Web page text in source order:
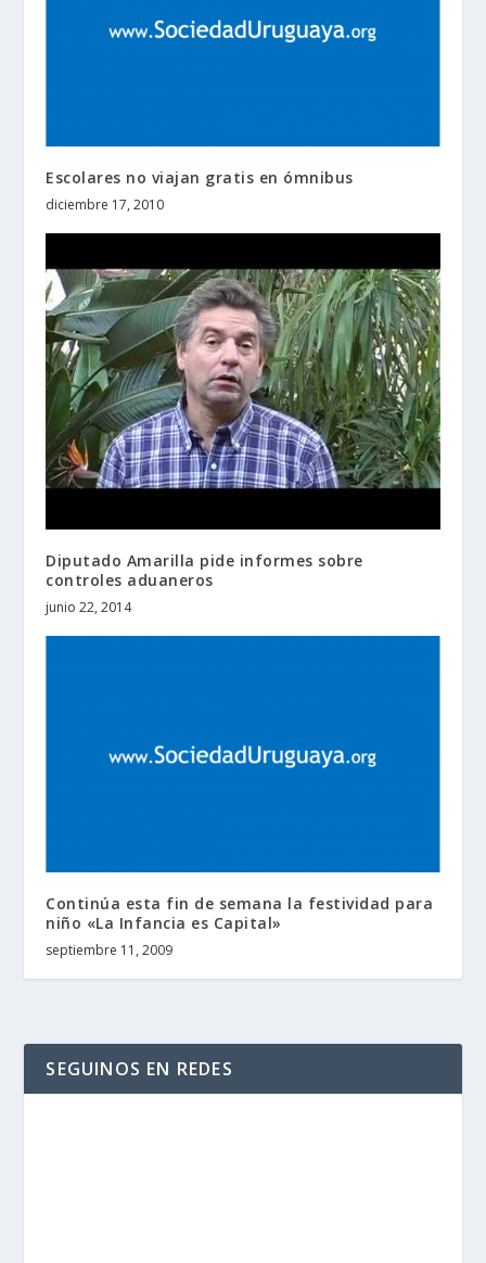
Escolares no viajan gratis en ómnibus
diciembre 17, 2010
Diputado Amarilla pide informes sobre
controles aduaneros
junio 22, 2014
Continúa esta fin de semana la festividad para
niño «La Infancia es Capital»
septiembre 11, 2009
SEGUINOS EN REDES